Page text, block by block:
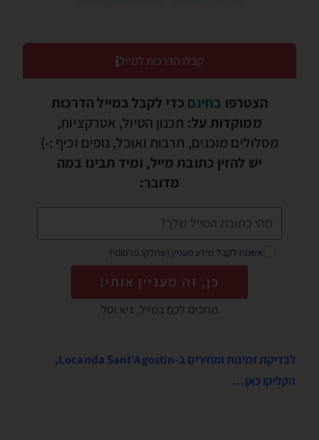
קבלו הדרכות למייל
הצטרפו בחינם כדי לקבל במייל הדרכות
ממוקדות על: תכנון הטיול, אטרקציות,
מסלולים מוכנים, תרבות ואוכל, נופים וכיף :-)
יש להזין כתובת מייל, ומיד תבינו במה
מדובר:
אשמח לקבל מידע מעניין (שחלקו פרסומי)
כן, זה מעניין אותי!
מחכים לכם במייל, גיא וטל
לבדיקת זמינות ומחירים ב-Locanda Sant'Agostin,
הקליקו כאן…